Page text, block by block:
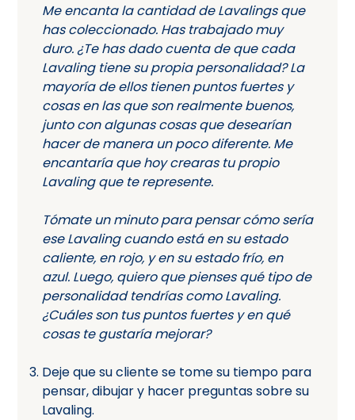
Me encanta la cantidad de Lavalings que
has coleccionado. Has trabajado muy
duro. ¿Te has dado cuenta de que cada
Lavaling tiene su propia personalidad?La
mayoría de ellos tienen puntos fuertes y
cosas en las que son realmente buenos,
junto con algunas cosas que desearían
hacer de manera un poco diferente. Me
encantaría que hoy crearas tu propio
Lavaling que te represente.
Tómate un minuto para pensar cómo sería
ese Lavaling cuando está en su estado
caliente, en rojo, y en su estado frío, en
azul. Luego, quiero que pienses qué tipo de
personalidad tendrías como Lavaling.
¿Cuáles son tus puntos fuertes y en qué
cosas te gustaría mejorar?
Deje que su cliente se tome su tiempo para
pensar, dibujar y hacer preguntas sobre su
Lavaling.